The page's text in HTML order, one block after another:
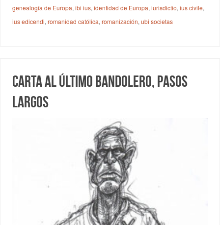
genealogía de Europa,ibi ius,identidad de Europa,iurisdictio,ius civile,
ius edicendi,romanidad católica,romanización,ubi societas
Carta al último bandolero, Pasos
Largos